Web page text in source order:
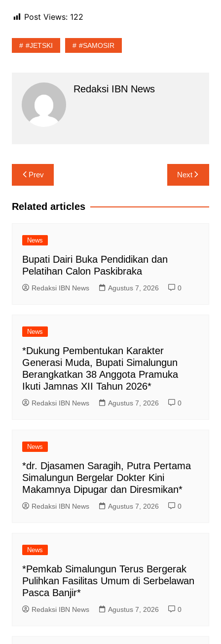
Post Views: 122
#JETSKI #SAMOSIR
Redaksi IBN News
Navigasi
pos
Prev Next
Related articles
News
Bupati Dairi Buka Pendidikan dan
Pelatihan Calon Paskibraka
Redaksi IBN News Agustus 7, 2026 0
News
*Dukung Pembentukan Karakter
Generasi Muda, Bupati Simalungun
Berangkatkan 38 Anggota Pramuka
Ikuti Jamnas XII Tahun 2026*
Redaksi IBN News Agustus 7, 2026 0
News
*dr. Djasamen Saragih, Putra Pertama
Simalungun Bergelar Dokter Kini
Makamnya Dipugar dan Diresmikan*
Redaksi IBN News Agustus 7, 2026 0
News
*Pemkab Simalungun Terus Bergerak
Pulihkan Fasilitas Umum di Serbelawan
Pasca Banjir*
Redaksi IBN News Agustus 7, 2026 0